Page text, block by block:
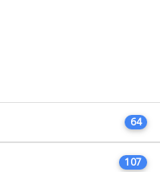
64
107